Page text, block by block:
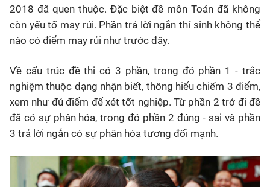
2018 đã quen thuộc. Đặc biệt đề môn Toán đã không
còn yếu tố may rủi. Phần trả lời ngắn thí sinh không thể
nào có điểm may rủi như trước đây.
Về cấu trúc đề thi có 3 phần, trong đó phần 1 - trắc
nghiệm thuộc dạng nhận biết, thông hiểu chiếm 3 điểm,
xem như đủ điểm để xét tốt nghiệp. Từ phần 2 trở đi đề
đã có sự phân hóa, trong đó phần 2 đúng - sai và phần
3 trả lời ngắn có sự phân hóa tương đối mạnh.